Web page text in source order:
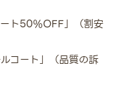
ト50%OFF」（割安
コート」（品質の訴